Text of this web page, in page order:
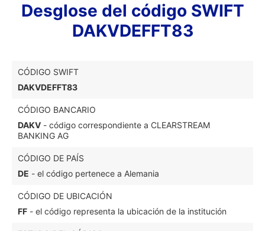
Desglose del código SWIFT
DAKVDEFFT83
CÓDIGO SWIFT
DAKVDEFFT83
CÓDIGO BANCARIO
DAKV - código correspondiente a CLEARSTREAM
BANKING AG
CÓDIGO DE PAÍS
DE - el código pertenece a Alemania
CÓDIGO DE UBICACIÓN
FF - el código representa la ubicación de la institución